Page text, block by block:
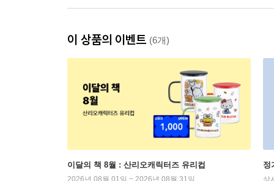
이 상품의 이벤트 (6개)
이달의 책 8월 : 산리오캐릭터즈 유리컵 정